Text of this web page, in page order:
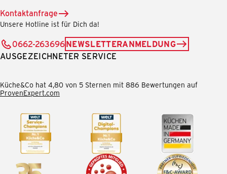
Kontaktanfrage
Unsere Hotline ist für Dich da!
0662-263696NEWSLETTERANMELDUNG
AUSGEZEICHNETER SERVICE
Küche&Co hat 4,80 von 5 Sternen mit 886 Bewertungen auf
ProvenExpert.com